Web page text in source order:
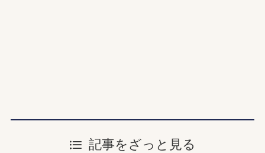
記事をざっと見る